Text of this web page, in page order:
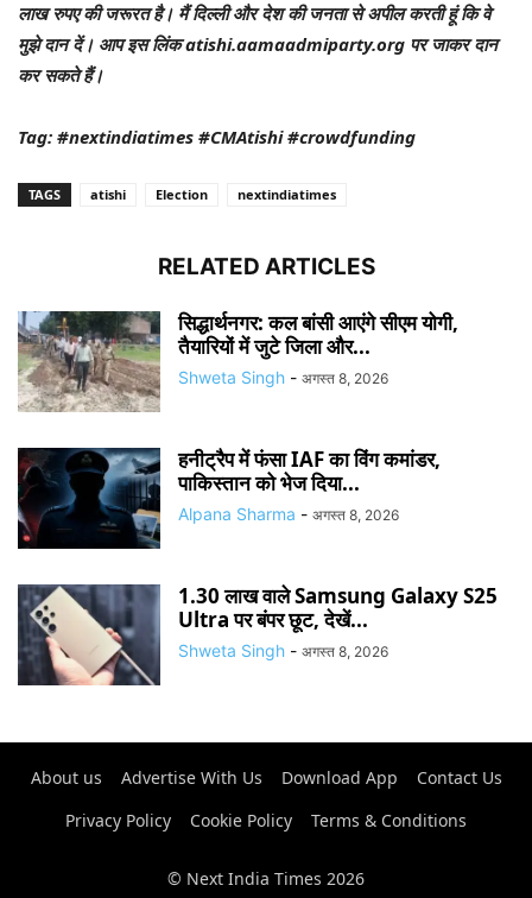
लाख रुपए की जरूरत है। मैं दिल्ली और देश की जनता से अपील करती हूं कि वे
मुझे दान दें। आप इस लिंक atishi.aamaadmiparty.org पर जाकर दान
कर सकते हैं।
Tag: #nextindiatimes #CMAtishi #crowdfunding
TAGS atishi Election nextindiatimes
RELATED ARTICLES
सिद्धार्थनगर: कल बांसी आएंगे सीएम योगी,
तैयारियों में जुटे जिला और...
Shweta Singh - अगस्त 8, 2026
हनीट्रैप में फंसा IAF का विंग कमांडर,
पाकिस्तान को भेज दिया...
Alpana Sharma - अगस्त 8, 2026
1.30 लाख वाले Samsung Galaxy S25
Ultra पर बंपर छूट, देखें...
Shweta Singh - अगस्त 8, 2026
About us Advertise With Us Download App
Contact Us
Privacy Policy
Cookie Policy Terms & Conditions
© Next India Times 2026